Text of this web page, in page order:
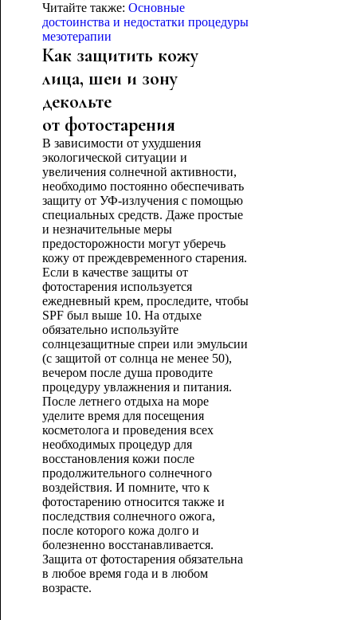
Читайте также: Основные
достоинства и недостатки процедуры
мезотерапии
Как защитить кожу
лица, шеи и зону
декольте
от фотостарения
В зависимости от ухудшения
экологической ситуации и
увеличения солнечной активности,
необходимо постоянно обеспечивать
защиту от УФ-излучения с помощью
специальных средств. Даже простые
и незначительные меры
предосторожности могут уберечь
кожу от преждевременного старения.
Если в качестве защиты от
фотостарения используется
ежедневный крем, проследите, чтобы
SPF был выше 10. На отдыхе
обязательно используйте
солнцезащитные спреи или эмульсии
(с защитой от солнца не менее 50),
вечером после душа проводите
процедуру увлажнения и питания.
После летнего отдыха на море
уделите время для посещения
косметолога и проведения всех
необходимых процедур для
восстановления кожи после
продолжительного солнечного
воздействия. И помните, что к
фотостарению относится также и
последствия солнечного ожога,
после которого кожа долго и
болезненно восстанавливается.
Защита от фотостарения обязательна
в любое время года и в любом
возрасте.